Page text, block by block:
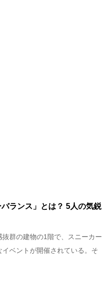
ランス」とは？ 5人の気鋭
群の建物の1階で、スニーカー
ベントが開催されている。そ